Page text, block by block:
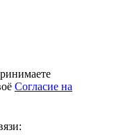
Согласие на